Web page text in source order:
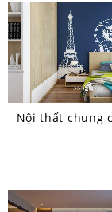
Nội thất chung